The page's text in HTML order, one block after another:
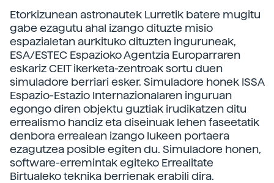
Etorkizunean astronautek Lurretik batere mugitu
gabe ezagutu ahal izango dituzte misio
espazialetan aurkituko dituzten inguruneak,
ESA/ESTEC Espazioko Agentzia Europarraren
eskariz CEIT ikerketa-zentroak sortu duen
simuladore berriari esker. Simuladore honek ISSA
Espazio-Estazio Internazionalaren inguruan
egongo diren objektu guztiak irudikatzen ditu
errealismo handiz eta diseinuak lehen faseetatik
denbora errealean izango lukeen portaera
ezagutzea posible egiten du. Simuladore honen,
software-erremintak egiteko Errealitate
Birtualeko teknika berrienak erabili dira.